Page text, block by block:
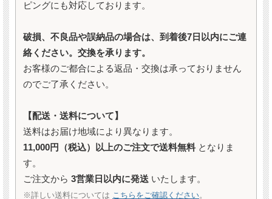
ピングにも対応しております。
破損、不良品や誤納品の場合は、到着後7日以内にご連
絡ください。交換を承ります。
お客様のご都合による返品・交換は承っておりません
のでご了承ください。
【配送・送料について】
送料はお届け地域により異なります。
11,000円（税込）以上のご注文で送料無料 となりま
す。
ご注文から 3営業日以内に発送 いたします。
※詳しい送料については こちらをご確認ください。